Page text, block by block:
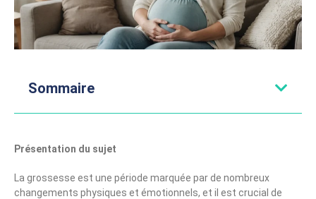
Sommaire
Présentation du sujet
La grossesse est une période marquée par de nombreux
changements physiques et émotionnels, et il est crucial de